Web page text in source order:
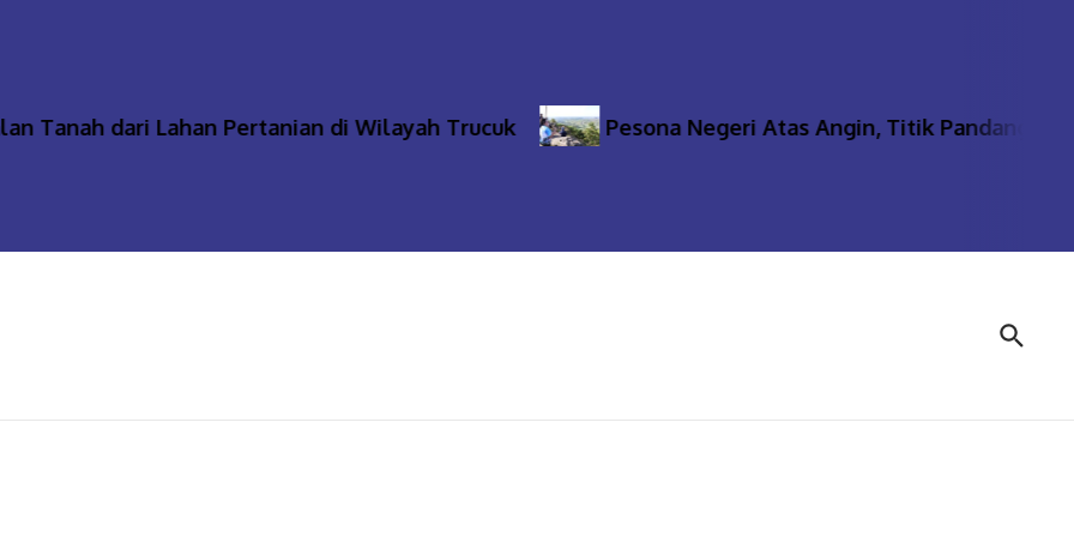
dari Lahan Pertanian di Wilayah Trucuk Pesona Negeri Atas Angin, Titik Pandang